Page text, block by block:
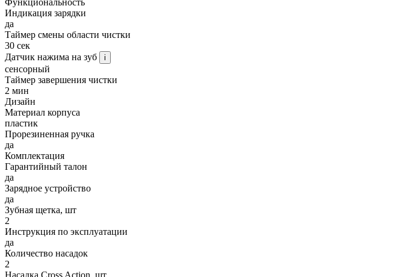
Функциональность
Индикация зарядки
да
Таймер смены области чистки
30 сек
Датчик нажима на зуб
i
сенсорный
Таймер завершения чистки
2 мин
Дизайн
Материал корпуса
пластик
Прорезиненная ручка
да
Комплектация
Гарантийный талон
да
Зарядное устройство
да
Зубная щетка, шт
2
Инструкция по эксплуатации
да
Количество насадок
2